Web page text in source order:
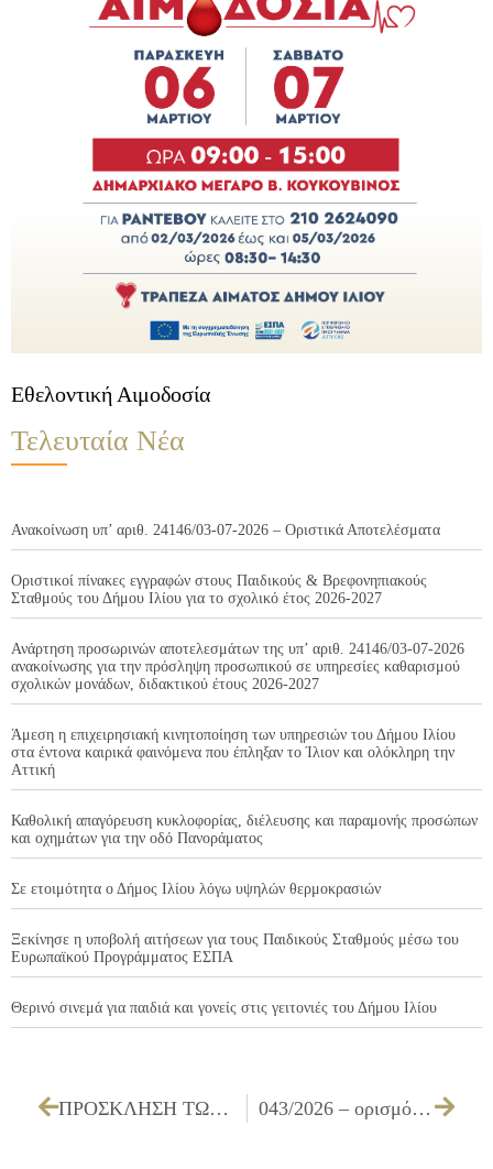
Εθελοντική Αιμοδοσία
Τελευταία Νέα
Ανακοίνωση υπ’ αριθ. 24146/03-07-2026 – Οριστικά Αποτελέσματα
Οριστικοί πίνακες εγγραφών στους Παιδικούς & Βρεφονηπιακούς
Σταθμούς του Δήμου Ιλίου για το σχολικό έτος 2026-2027
Ανάρτηση προσωρινών αποτελεσμάτων της υπ’ αριθ. 24146/03-07-2026
ανακοίνωσης για την πρόσληψη προσωπικού σε υπηρεσίες καθαρισμού
σχολικών μονάδων, διδακτικού έτους 2026-2027
Άμεση η επιχειρησιακή κινητοποίηση των υπηρεσιών του Δήμου Ιλίου
στα έντονα καιρικά φαινόμενα που έπληξαν το Ίλιον και ολόκληρη την
Αττική
Καθολική απαγόρευση κυκλοφορίας, διέλευσης και παραμονής προσώπων
και οχημάτων για την οδό Πανοράματος
Σε ετοιμότητα ο Δήμος Ιλίου λόγω υψηλών θερμοκρασιών
Ξεκίνησε η υποβολή αιτήσεων για τους Παιδικούς Σταθμούς μέσω του
Ευρωπαϊκού Προγράμματος ΕΣΠΑ
Θερινό σινεμά για παιδιά και γονείς στις γειτονιές του Δήμου Ιλίου
ΠΡΟΣΚΛΗΣΗ ΤΩΝ ΜΕΛΩΝ ΤΟΥ ΔΗΜΟΤΙΚΟΥ ΣΥΜΒΟΥΛΙΟΥ ΓΙΑ ΤΗΝ 26/02/2026 (ΕΙΔΙΚΗ) 043/2026 – ορισμό υπόλογου χρηματικού εντάλματος προπληρωμής και εξειδίκευση πίστωσης